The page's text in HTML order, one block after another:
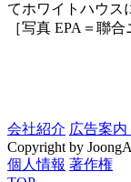
てホワイトハウス
［写真 EPA＝聯合
会社紹介 広告案
Copyright by
個人情報 著作権